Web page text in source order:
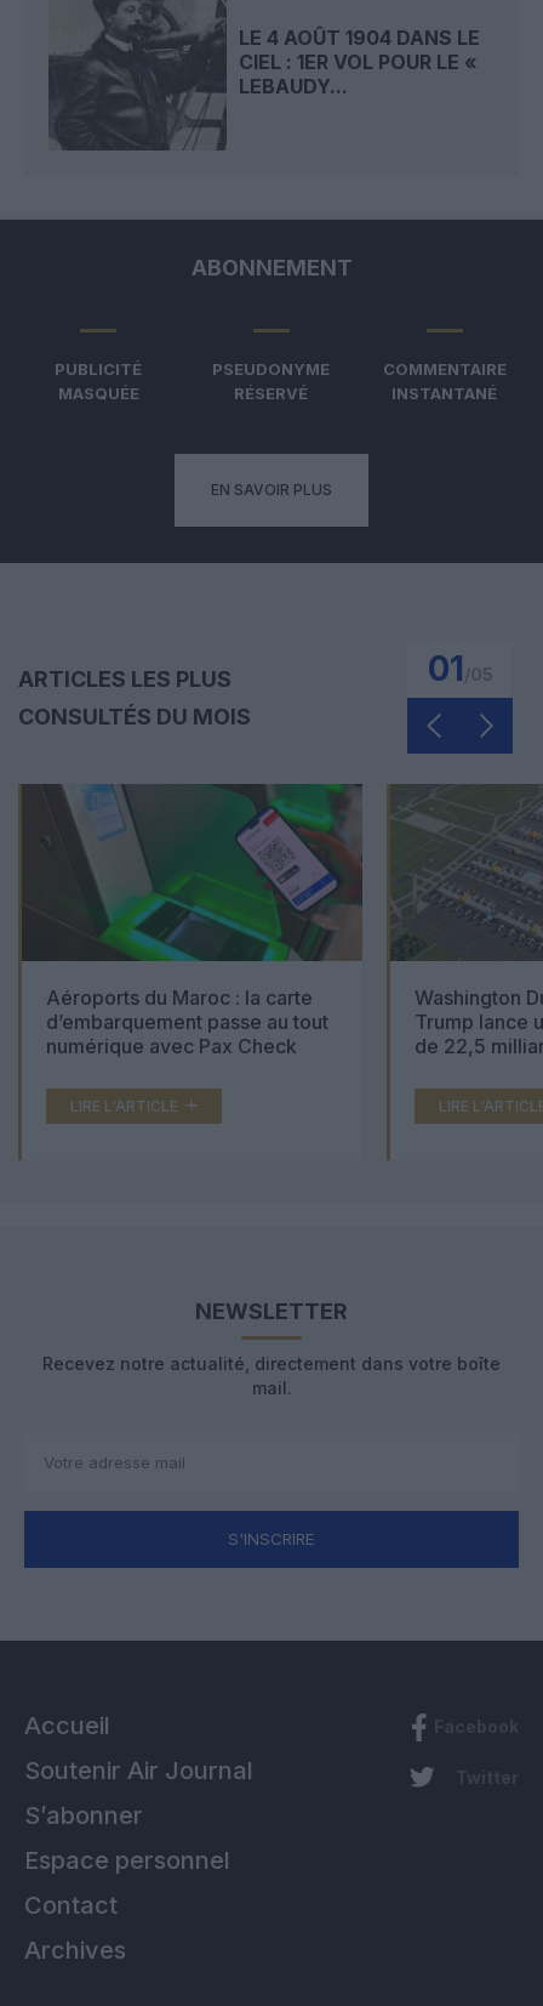
LE 4 AOÛT 1904 DANS LE
CIEL : 1ER VOL POUR LE «
LEBAUDY...
ABONNEMENT
PUBLICITÉ
MASQUÉE
PSEUDONYME
RÉSERVÉ
COMMENTAIRE
INSTANTANÉ
EN SAVOIR PLUS
ARTICLES LES PLUS
CONSULTÉS DU MOIS
01
Aéroports du Maroc : la carte
d’embarquement passe au tout
numérique avec Pax Check
LIRE L'ARTICLE
Washington
Trump lance
de 22,5
LIRE
NEWSLETTER
Recevez notre actualité, directement dans votre boîte
mail.
S'INSCRIRE
Accueil
Soutenir Air Journal
S’abonner
Espace personnel
Contact
Archives